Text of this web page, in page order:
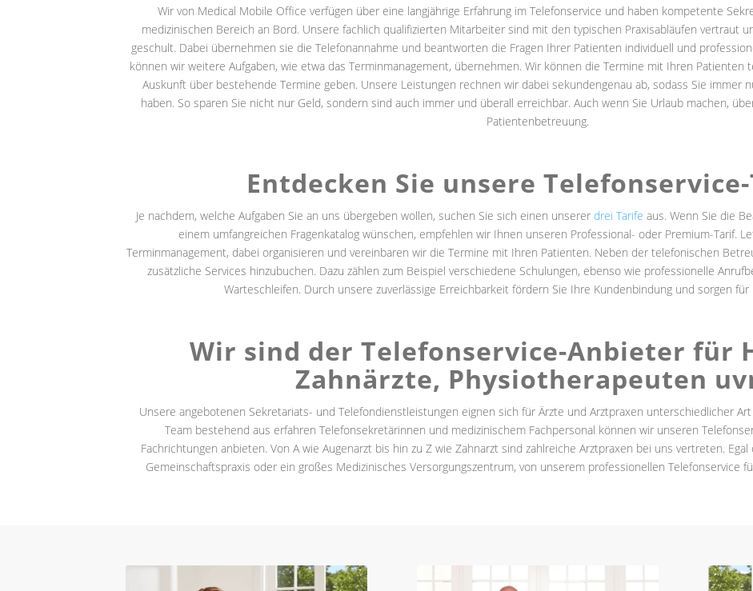
Wir von Medical Mobile Office verfügen über eine langjährige Erfahrung im Telefonservice und haben kompetente
medizinischen Bereich an Bord. Unsere fachlich qualifizierten Mitarbeiter sind mit den typischen Praxisabläufen vertraut
geschult. Dabei übernehmen sie die Telefonannahme und beantworten die Fragen Ihrer Patienten individuell und
können wir weitere Aufgaben, wie etwa das Terminmanagement, übernehmen. Wir können die Termine mit Ihren Patienten
Auskunft über bestehende Termine geben. Unsere Leistungen rechnen wir dabei sekundengenau ab, sodass Sie immer
haben. So sparen Sie nicht nur Geld, sondern sind auch immer und überall erreichbar. Auch wenn Sie Urlaub machen,
Patientenbetreuung.
Entdecken Sie unsere
Je nachdem, welche Aufgaben Sie an uns übergeben wollen, suchen Sie sich einen unserer drei Tarife aus. Wenn Sie die
einem umfangreichen Fragenkatalog wünschen, empfehlen wir Ihnen unseren Professional- oder Premium-Tarif.
Terminmanagement, dabei organisieren und vereinbaren wir die Termine mit Ihren Patienten. Neben der telefonischen
zusätzliche Services hinzubuchen. Dazu zählen zum Beispiel verschiedene Schulungen, ebenso wie professionelle
Warteschleifen. Durch unsere zuverlässige Erreichbarkeit fördern Sie Ihre Kundenbindung und sorgen
Wir sind der Telefonservice-Anbieter für
Zahnärzte, Physiotherapeuten
Unsere angebotenen Sekretariats- und Telefondienstleistungen eignen sich für Ärzte und Arztpraxen unterschiedlicher
Team bestehend aus erfahren Telefonsekretärinnen und medizinischem Fachpersonal können wir unseren
Fachrichtungen anbieten. Von A wie Augenarzt bis hin zu Z wie Zahnarzt sind zahlreiche Arztpraxen bei uns vertreten.
Gemeinschaftspraxis oder ein großes Medizinisches Versorgungszentrum, von unserem professionellen Telefonservice